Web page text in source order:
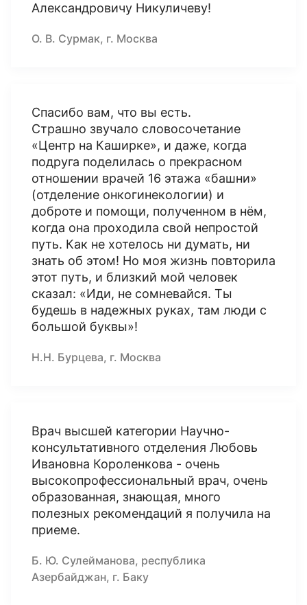
Александровичу Никуличеву!
О. В. Сурмак, г. Москва
Спасибо вам, что вы есть.
Страшно звучало словосочетание
«Центр на Каширке», и даже, когда
подруга поделилась о прекрасном
отношении врачей 16 этажа «башни»
(отделение онкогинекологии) и
доброте и помощи, полученном в нём,
когда она проходила свой непростой
путь. Как не хотелось ни думать, ни
знать об этом! Но моя жизнь повторила
этот путь, и близкий мой человек
сказал: «Иди, не сомневайся. Ты
будешь в надежных руках, там люди с
большой буквы»!
Н.Н. Бурцева, г. Москва
Врач высшей категории Научно-
консультативного отделения Любовь
Ивановна Короленкова - очень
высокопрофессиональный врач, очень
образованная, знающая, много
полезных рекомендаций я получила на
приеме.
Б. Ю. Сулейманова, республика
Азербайджан, г. Баку